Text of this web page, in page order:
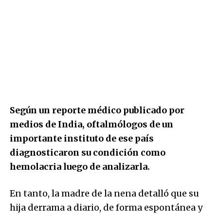
Según un reporte médico publicado por
medios de India, oftalmólogos de un
importante instituto de ese país
diagnosticaron su condición como
hemolacria luego de analizarla.
En tanto, la madre de la nena detalló que su
hija derrama a diario, de forma espontánea y